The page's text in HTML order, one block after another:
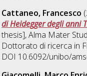
Cattaneo, Francesco
di Heidegger degli anni
thesis], Alma Mater
Dottorato di ricerca in
DOI 10.6092/unibo/